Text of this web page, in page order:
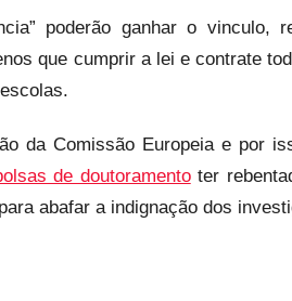
poderão ganhar o vinculo,
que cumprir a lei e contrate
da Comissão Europeia e por
de doutoramentoter
abafar a indignação dos